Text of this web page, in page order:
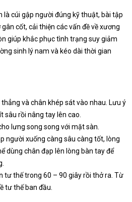
là cúi gập người đúng kỹ thuật, bài tập
cốt, cải thiện các vấn đề về xương
giúp khắc phục tình trạng suy giảm
sinh lý nam và kéo dài thời gian
và chân khép sát vào nhau. Lưu ý
sâu rồi nâng tay lên cao.
lưng song song với mặt sàn.
người xuống càng sâu càng tốt, lòng
dùng chân đạp lên lòng bàn tay để
tư thế trong 60 – 90 giây rồi thở ra. Từ
tư thế ban đầu.